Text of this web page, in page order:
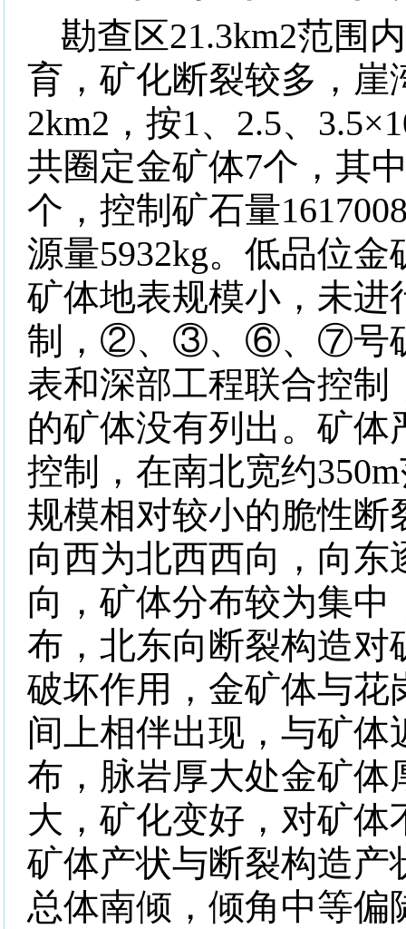
勘查区21.3km2范围
育，矿化断裂较多，崖
2km2 ，按1、 2.5、 3.5×
共圈定金矿体7个，其
个，控制矿石量
源量5932kg。低品位金
矿体地表规模小，未进
制，②、③、⑥、⑦号
表和深部工程联合控制
的矿体没有列出。矿体
控制，在南北宽约350m
规模相对较小的脆性断
向西为北西西向，向东
向，矿体分布较为集中
布，北东向断裂构造对
破坏作用，金矿体与花
间上相伴出现，与矿体
布，脉岩厚大处金矿体
大，矿化变好，对矿体
矿体产状与断裂构造产
总体南倾，倾角中等偏